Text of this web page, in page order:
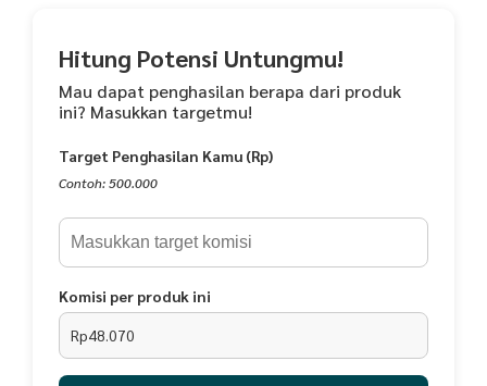
cemilan kalian dan mengenyangkan apalagi kalau dalam keadaan
Sukkari grade A
bisa dijadikan makanan dan cemilan alternatif lezat manis
mengenyangkan cemilan anak2 & dewasa
bisa dijadikan ta'jil buka puasa / sahur
Simpan di lemari es atau ditempat sejuk
Hitung Potensi Untungmu!
Mau dapat penghasilan berapa dari produk
ini? Masukkan targetmu!
Target Penghasilan Kamu (Rp)
Contoh: 500.000
Komisi per produk ini
Rp48.070